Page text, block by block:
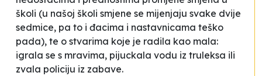
školi (u našoj školi smjene se mijenjaju svake dvije
sedmice, pa to i đacima i nastavnicama teško
pada), te o stvarima koje je radila kao mala:
igrala se s mravima, pijuckala vodu iz truleksa ili
zvala policiju iz zabave.